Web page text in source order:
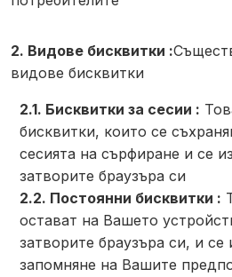
2. Видове бисквитки :
видове бисквитки
2.1. Бисквитки за сесии :
бисквитки, които се
сесията на сърфиране и се
затворите браузъра си
2.2. Постоянни бисквитки :
остават на Вашето
затворите браузъра си, и се
запомняне на Вашите